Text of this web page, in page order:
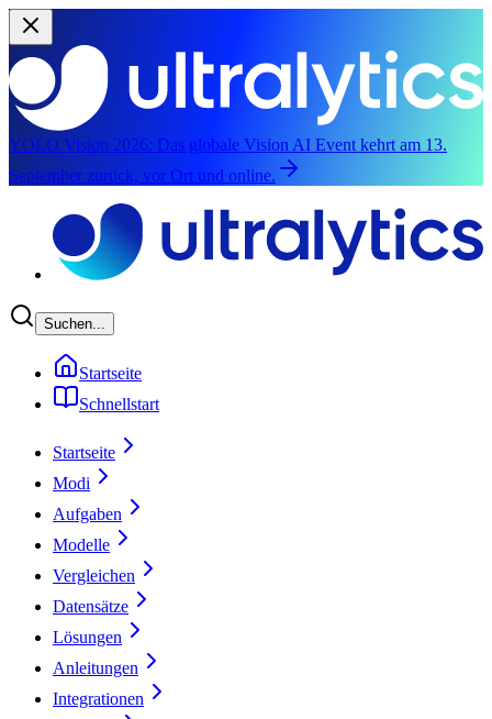
YOLO Vision 2026: Das globale Vision AI Event kehrt am 13.
September zurück, vor Ort und online.
Suchen...
Startseite
Schnellstart
Startseite
Modi
Aufgaben
Modelle
Vergleichen
Datensätze
Lösungen
Anleitungen
Integrationen